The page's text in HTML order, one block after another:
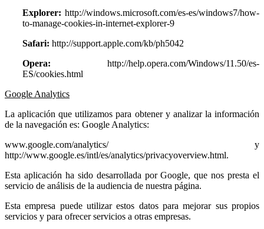
Explorer: http://windows.microsoft.com/es-es/windows7/how-
to-manage-cookies-in-internet-explorer-9
Safari: http://support.apple.com/kb/ph5042
Opera: http://help.opera.com/Windows/11.50/es-
ES/cookies.html
Google Analytics
La aplicación que utilizamos para obtener y analizar la información
de la navegación es: Google Analytics:
www.google.com/analytics/ y
http://www.google.es/intl/es/analytics/privacyoverview.html.
Esta aplicación ha sido desarrollada por Google, que nos presta el
servicio de análisis de la audiencia de nuestra página.
Esta empresa puede utilizar estos datos para mejorar sus propios
servicios y para ofrecer servicios a otras empresas.